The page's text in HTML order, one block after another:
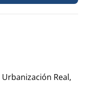
Urbanización Real,